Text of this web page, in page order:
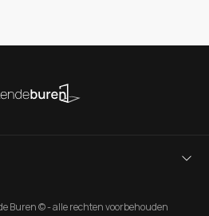
Buren © - alle rechten voorbehouden